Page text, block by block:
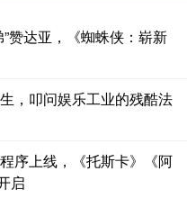
赞达亚，《蜘蛛侠：崭新
，叩问娱乐工业的残酷法
序上线，《托斯卡》《阿
启